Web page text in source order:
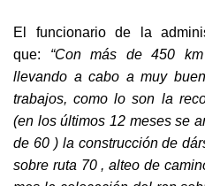
El funcionario de la
que: “Con más de 450
llevando a cabo a muy
trabajos, como lo son la
(en los últimos 12 meses se
de 60 ) la construcción de
sobre ruta 70 , alteo de